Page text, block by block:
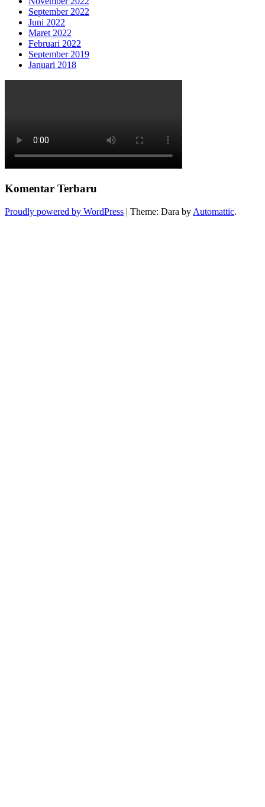
September 2022
Juni 2022
Maret 2022
Februari 2022
September 2019
Januari 2018
Komentar Terbaru
Proudly powered by WordPress | Theme: Dara by Automattic.